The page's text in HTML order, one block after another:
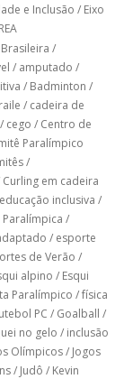
e Inclusão / Eixo
REA
/
/ amputado /
/ Badminton /
/ cadeira de
/ cego / Centro de
Paralímpico
/
Curling em cadeira
educação inclusiva /
Paralímpica /
/ esporte
de Verão /
alpino / Esqui
Paralímpico /física
PC / Goalball /
no gelo / inclusão
Olímpicos/ Jogos
/ Judô / Kevin